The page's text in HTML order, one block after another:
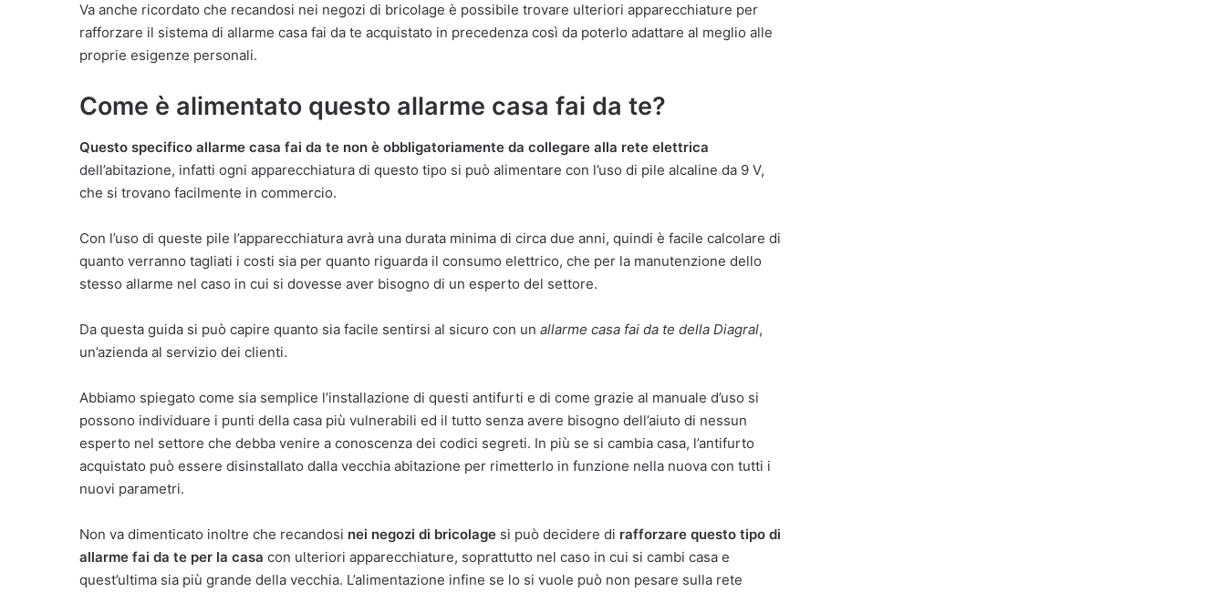
Va anche ricordato che recandosi nei negozi di bricolage è possibile trovare ulteriori apparecchiature per
rafforzare il sistema di allarme casa fai da te acquistato in precedenza così da poterlo adattare al meglio alle
proprie esigenze personali.
Come è alimentato questo allarme casa fai da te?
Questo specifico allarme casa fai da te non è obbligatoriamente da collegare alla rete elettrica
dell’abitazione, infatti ogni apparecchiatura di questo tipo si può alimentare con l’uso di pile alcaline da 9 V,
che si trovano facilmente in commercio.
Con l’uso di queste pile l’apparecchiatura avrà una durata minima di circa due anni, quindi è facile calcolare di
quanto verranno tagliati i costi sia per quanto riguarda il consumo elettrico, che per la manutenzione dello
stesso allarme nel caso in cui si dovesse aver bisogno di un esperto del settore.
Da questa guida si può capire quanto sia facile sentirsi al sicuro con un allarme casa fai da te della Diagral,
un’azienda al servizio dei clienti.
Abbiamo spiegato come sia semplice l’installazione di questi antifurti e di come grazie al manuale d’uso si
possono individuare i punti della casa più vulnerabili ed il tutto senza avere bisogno dell’aiuto di nessun
esperto nel settore che debba venire a conoscenza dei codici segreti. In più se si cambia casa, l’antifurto
acquistato può essere disinstallato dalla vecchia abitazione per rimetterlo in funzione nella nuova con tutti i
nuovi parametri.
Non va dimenticato inoltre che recandosi nei negozi di bricolage si può decidere di rafforzare questo tipo di
allarme fai da te per la casa con ulteriori apparecchiature, soprattutto nel caso in cui si cambi casa e
quest’ultima sia più grande della vecchia. L’alimentazione infine se lo si vuole può non pesare sulla rete